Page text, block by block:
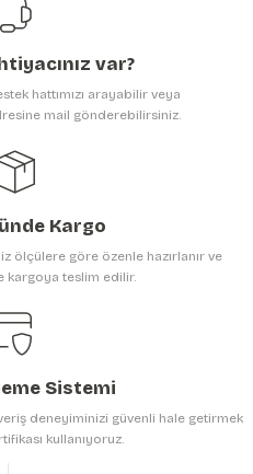
var?
hattımızı arayabilir veya
mail gönderebilirsiniz.
Kargo
ölçülere göre özenle hazırlanır ve
kargoya teslim edilir.
Sistemi
deneyiminizi güvenli hale getirmek
kullanıyoruz.